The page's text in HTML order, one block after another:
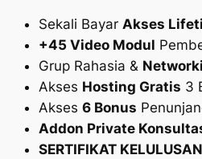
Sekali Bayar Akses
+45 Video Modul
Grup Rahasia &
Akses Hosting Gratis 3
Akses 6 Bonus
Addon Private
SERTIFIKAT KELULUSAN